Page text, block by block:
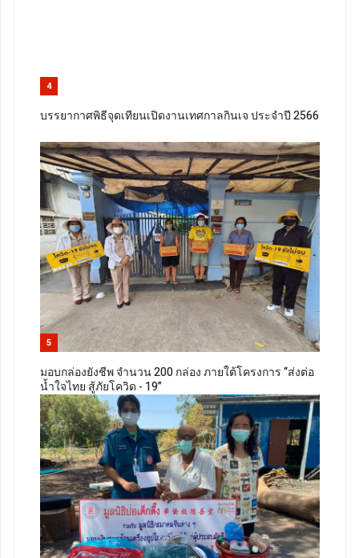
4
บรรยากาศพิธีจุดเทียนเปิดงานเทศกาลกินเจ ประจำปี 2566
5
มอบกล่องยังชีพ จำนวน 200 กล่อง ภายใต้โครงการ “ส่งต่อ
น้ำใจไทย สู้ภัยโควิด - 19”